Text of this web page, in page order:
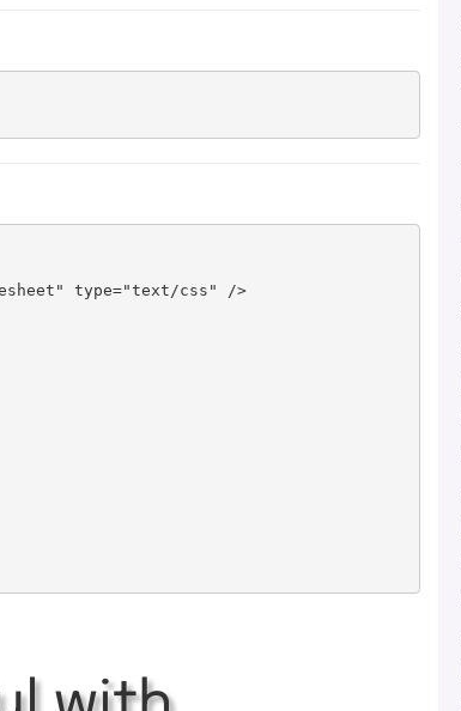
type="text/css" />